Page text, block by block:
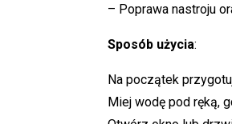
– Poprawa nastroju
Sposób użycia:
Na początek
Miej wodę pod ręką,